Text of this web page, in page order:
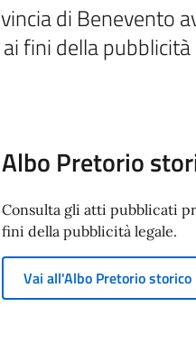
di Benevento
fini della
Albo Pretorio
Consulta gli atti pubblicati
fini della pubblicità legale.
Vai all'Albo Pretorio storico